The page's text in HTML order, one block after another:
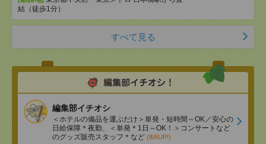
結（徒歩1分）
すべて見る
編集部イチオシ
＜ホテルの備品を運ぶだけ＞単発・短時間～OK／安心の
日給保障＊夜勤、＜単発＊1日～OK！＞コンサートなど
のグッズ販売スタッフ＊など (8/6UP!)